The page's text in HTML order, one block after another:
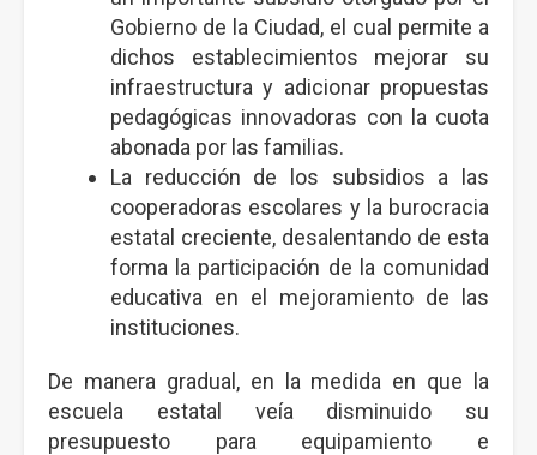
Gobierno de la Ciudad, el cual permite a
dichos establecimientos mejorar su
infraestructura y adicionar propuestas
pedagógicas innovadoras con la cuota
abonada por las familias.
La reducción de los subsidios a las
cooperadoras escolares y la burocracia
estatal creciente, desalentando de esta
forma la participación de la comunidad
educativa en el mejoramiento de las
instituciones.
De manera gradual, en la medida en que la
escuela estatal veía disminuido su
presupuesto para equipamiento e